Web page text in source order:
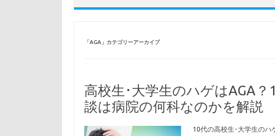
「AGA」カテゴリーアーカイブ
高校生･大学生のハゲはAGA
談は病院の何科なのかを解説
10代の高校生･大学生のハ